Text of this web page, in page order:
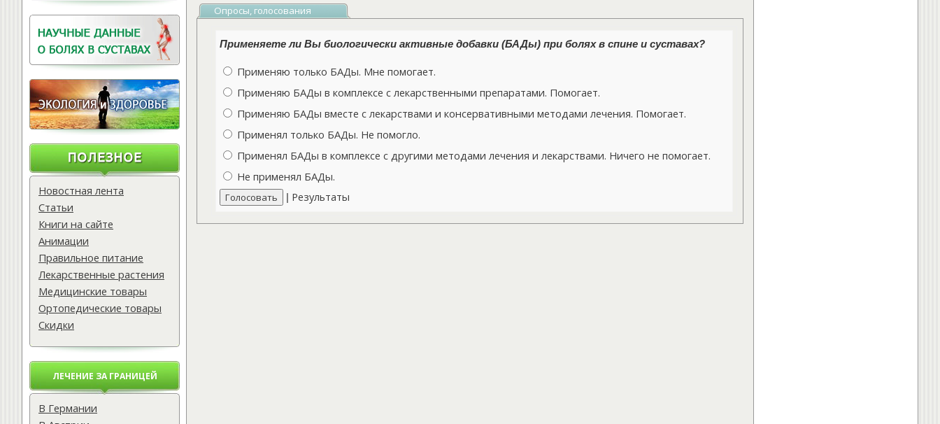
Новостная лента
Статьи
Книги на сайте
Анимации
Правильное питание
Лекарственные растения
Медицинские товары
Ортопедические товары
Скидки
ЛЕЧЕНИЕ ЗА ГРАНИЦЕЙ
В Германии
Опросы, голосования
Применяете ли Вы биологически активные добавки (БАДы) при болях в спине и суставах?
Применяю только БАДы. Мне помогает.
Применяю БАДы в комплексе с лекарственными препаратами. Помогает.
Применяю БАДы вместе с лекарствами и консервативными методами лечения. Помогает.
Применял только БАДы. Не помогло.
Применял БАДы в комплексе с другими методами лечения и лекарствами. Ничего не помогает.
Не применял БАДы.
Результаты